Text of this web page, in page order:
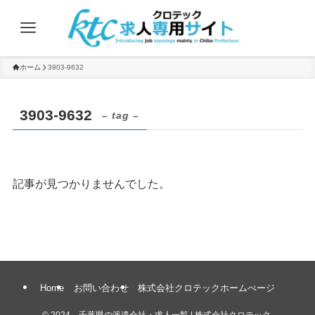
ホーム 3903-9632
3903-9632 – tag –
記事が見つかりませんでした。
Home お問い合わせ 株式会社クロテックホームぺージ